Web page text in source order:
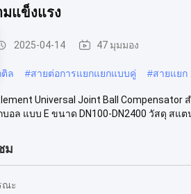
มแข็งแรง
2025-04-14 47 มุมมอง
ล #สายต่อการแยกแยกแบบคู่ #สายแยก
Universal Joint Ball
ล แบบ E ขนาด DN100-DN2400 วัสดุ สแตน
ม
ณะ